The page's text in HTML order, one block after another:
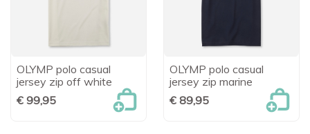
OLYMP polo casual
jersey zip off white
€ 99,95
OLYMP polo casual
jersey zip marine
€ 89,95